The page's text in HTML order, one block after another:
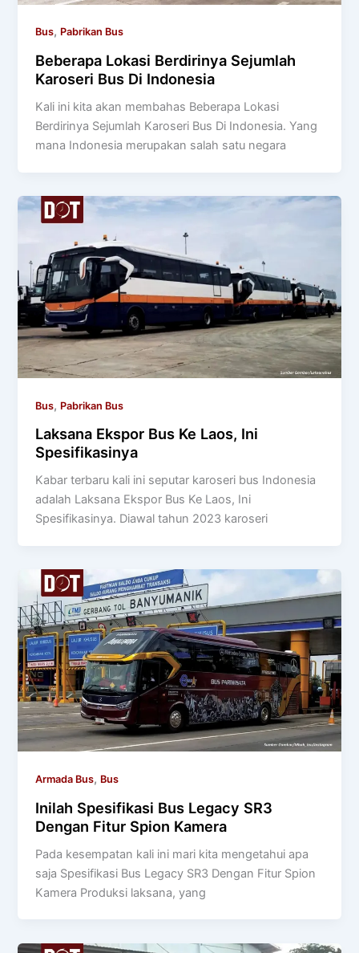
Bus, Pabrikan Bus
Beberapa Lokasi Berdirinya Sejumlah
Karoseri Bus Di Indonesia
Kali ini kita akan membahas Beberapa Lokasi
Berdirinya Sejumlah Karoseri Bus Di Indonesia. Yang
mana Indonesia merupakan salah satu negara
Bus, Pabrikan Bus
Laksana Ekspor Bus Ke Laos, Ini
Spesifikasinya
Kabar terbaru kali ini seputar karoseri bus Indonesia
adalah Laksana Ekspor Bus Ke Laos, Ini
Spesifikasinya. Diawal tahun 2023 karoseri
Armada Bus, Bus
Inilah Spesifikasi Bus Legacy SR3
Dengan Fitur Spion Kamera
Pada kesempatan kali ini mari kita mengetahui apa
saja Spesifikasi Bus Legacy SR3 Dengan Fitur Spion
Kamera Produksi laksana, yang